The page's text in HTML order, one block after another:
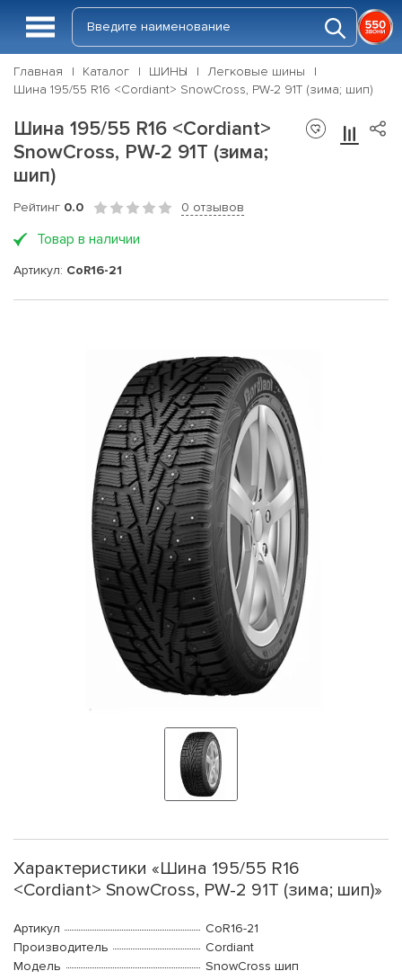
Главная Каталог ШИНЫ
Легковые шины
Шина 195/55 R16 <Cordiant> SnowCross, PW-2 91T (зима; шип)
Шина 195/55 R16 <Cordiant>
SnowCross, PW-2 91T (зима;
шип)
Рейтинг 0.0 0 отзывов
Товар в наличии
Артикул: CoR16-21
Характеристики «Шина 195/55 R16
<Cordiant> SnowCross, PW-2 91T (зима; шип)»
Артикул
CoR16-21
Производитель
Cordiant
Модель
SnowCross шип